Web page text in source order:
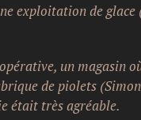
exploitation de glace
un magasin
de piolets
était très agréable.